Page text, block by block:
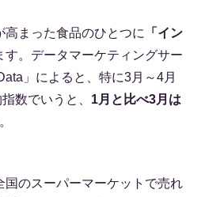
まった食品のひとつに
「イン
す。データマーケティングサー
」によると、特に3月～4月
数でいうと、 1月と比べ3月は
国のスーパーマーケットで売れ